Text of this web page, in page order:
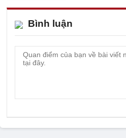
Bình luận